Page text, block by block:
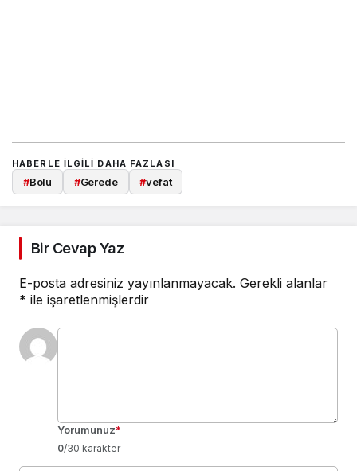
HABERLE ILGILI DAHA FAZLASI
#Bolu #Gerede #vefat
Bir Cevap Yaz
E-posta adresiniz yayınlanmayacak. Gerekli alanlar
* ile işaretlenmişlerdir
Yorumunuz*
0/30 karakter